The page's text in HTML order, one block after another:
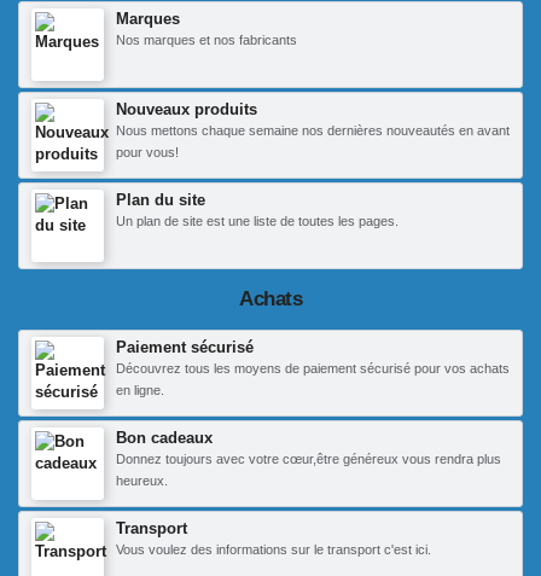
Marques
Nos marques et nos fabricants
Nouveaux produits
Nous mettons chaque semaine nos dernières nouveautés en avant
pour vous!
Plan du site
Un plan de site est une liste de toutes les pages.
Achats
Paiement sécurisé
Découvrez tous les moyens de paiement sécurisé pour vos achats
en ligne.
Bon cadeaux
Donnez toujours avec votre cœur,être généreux vous rendra plus
heureux.
Transport
Vous voulez des informations sur le transport c'est ici.